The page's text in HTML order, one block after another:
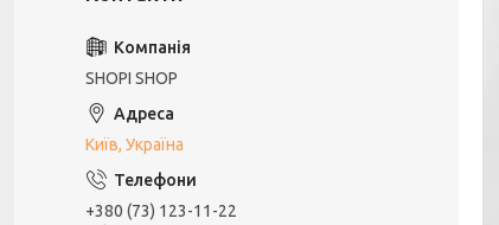
SHOPI SHOP
Київ, Україна
+380 (73) 123-11-22